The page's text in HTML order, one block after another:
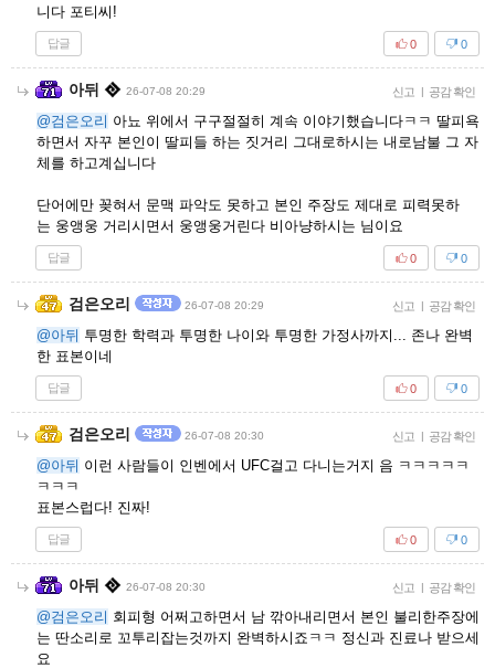
니다 포티씨!
답글 0
0
아뒤 26-07-08 20:29 신고 | 공감 확인
@검은오리 아뇨 위에서 구구절절히 계속 이야기했습니다ㅋㅋ 딸피욕
하면서 자꾸 본인이 딸피들 하는 짓거리 그대로하시는 내로남불 그 자
체를 하고계십니다
단어에만 꽂혀서 문맥 파악도 못하고 본인 주장도 제대로 피력못하
는 웅앵웅 거리시면서 웅앵웅거린다 비아냥하시는 님이요
답글 0
0
검은오리 26-07-08 20:29 신고 | 공감 확인
@아뒤 투명한 학력과 투명한 나이와 투명한 가정사까지... 존나 완벽
한 표본이네
답글 0
0
검은오리 26-07-08 20:30 신고 | 공감 확인
@아뒤 이런 사람들이 인벤에서 UFC걸고 다니는거지 음 ㅋㅋㅋㅋㅋ
ㅋㅋㅋ
표본스럽다! 진짜!
답글 0
0
아뒤 26-07-08 20:30 신고 | 공감 확인
@검은오리 회피형 어쩌고하면서 남 깎아내리면서 본인 불리한주장에
는 딴소리로 꼬투리잡는것까지 완벽하시죠ㅋㅋ 정신과 진료나 받으세
요